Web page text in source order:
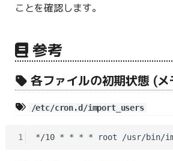
ことを確認します。
参考
各ファイルの初期状態 (
/etc/cron.d/import_users
1